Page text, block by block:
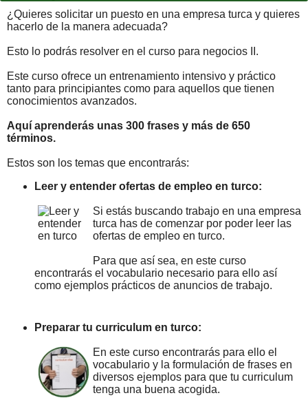
¿Quieres solicitar un puesto en una empresa turca y quieres
hacerlo de la manera adecuada?
Esto lo podrás resolver en el curso para negocios II.
Este curso ofrece un entrenamiento intensivo y práctico
tanto para principiantes como para aquellos que tienen
conocimientos avanzados.
Aquí aprenderás unas 300 frases y más de 650
términos.
Estos son los temas que encontrarás:
Leer y entender ofertas de empleo en turco:
Si estás buscando trabajo en una empresa
turca has de comenzar por poder leer las
ofertas de empleo en turco.
Para que así sea, en este curso
encontrarás el vocabulario necesario para ello así
como ejemplos prácticos de anuncios de trabajo.
Preparar tu curriculum en turco:
En este curso encontrarás para ello el
vocabulario y la formulación de frases en
diversos ejemplos para que tu curriculum
tenga una buena acogida.